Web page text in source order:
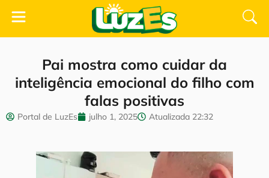
Pai mostra como cuidar da
inteligência emocional do filho com
falas positivas
Portal de LuzEs julho 1, 2025 Atualizada 22:32